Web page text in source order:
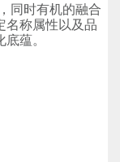
同时有机的融合
名称属性以及品
蕴。